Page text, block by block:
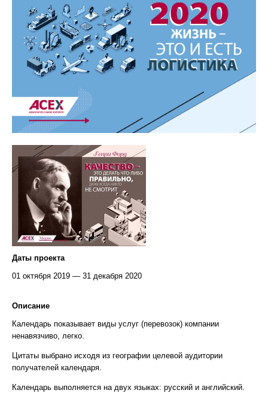
Даты проекта
01 октября 2019 — 31 декабря 2020
Описание
Календарь показывает виды услуг (перевозок) компании
ненавязчиво, легко.
Цитаты выбрано исходя из географии целевой аудитории
получателей календаря.
Календарь выполняется на двух языках: русский и английский.